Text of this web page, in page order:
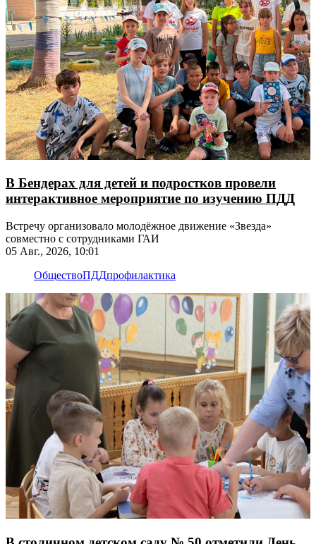
В Бендерах для детей и подростков провели
интерактивное мероприятие по изучению ПДД
Встречу организовало молодёжное движение «Звезда»
совместно с сотрудниками ГАИ
05 Авг., 2026, 10:01
ОбществоПДДпрофилактика